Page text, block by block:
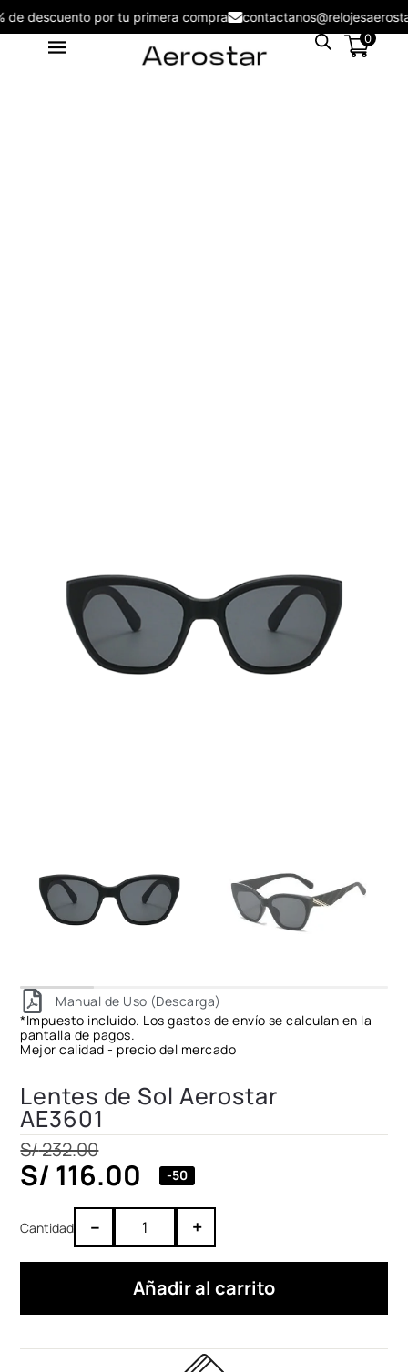
5% de descuento por tu primera compra
0
Manual de Uso (Descarga)
*Impuesto incluido. Los gastos de envío se calculan en la
pantalla de pagos.
Mejor calidad - precio del mercado
Lentes de Sol Aerostar
AE3601
S/232.00
S/ 116.00 -50
– +
Añadir al carrito